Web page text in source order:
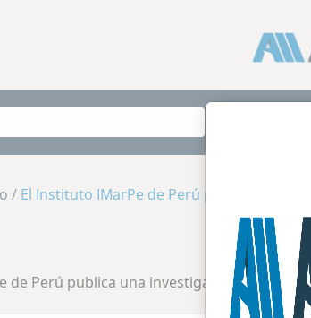
/ El Instituto IMarPe de Perú publica una